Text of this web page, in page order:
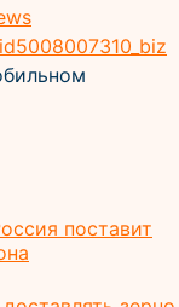
поставит